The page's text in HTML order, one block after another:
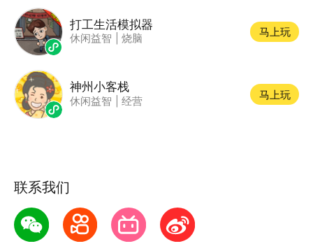
打工生活模拟器
休闲益智 烧脑
马上玩
神州小客栈
休闲益智 经营
马上玩
联系我们